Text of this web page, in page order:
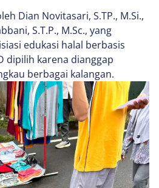
Dian Novitasari, S.TP., M.Si.,
S.T.P., M.Sc., yang
edukasi halal berbasis
dipilih karena dianggap
berbagai kalangan.